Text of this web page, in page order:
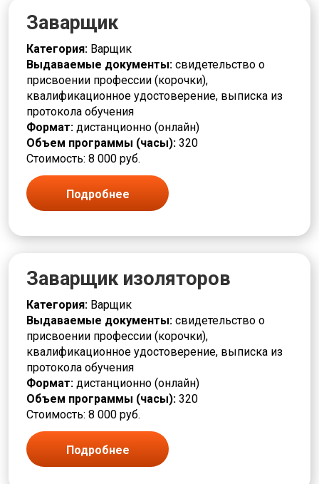
Заварщик
Категория: Варщик
Выдаваемые документы: свидетельство о
присвоении профессии (корочки),
квалификационное удостоверение, выписка из
протокола обучения
Формат: дистанционно (онлайн)
Объем программы (часы): 320
Стоимость: 8 000 руб.
Подробнее
Заварщик изоляторов
Категория: Варщик
Выдаваемые документы: свидетельство о
присвоении профессии (корочки),
квалификационное удостоверение, выписка из
протокола обучения
Формат: дистанционно (онлайн)
Объем программы (часы): 320
Стоимость: 8 000 руб.
Подробнее